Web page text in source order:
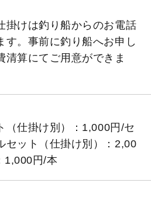
掛けは釣り船からのお電話
す。事前に釣り船へお申し
清算にてご用意ができま
（仕掛け別）：1,000円/セ
セット（仕掛け別）：2,00
1,000円/本